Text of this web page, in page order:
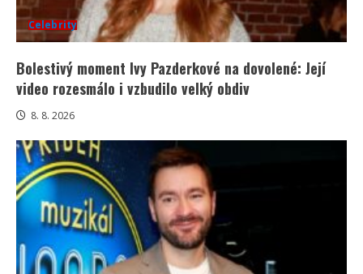
Celebrity
Bolestivý moment Ivy Pazderkové na dovolené: Její
video rozesmálo i vzbudilo velký obdiv
8. 8. 2026